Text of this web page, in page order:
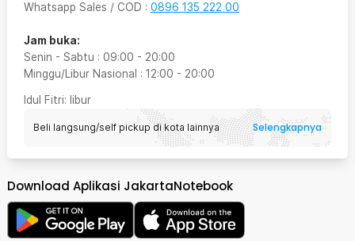
Whatsapp Sales / COD : 0896 135 222 00
Jam buka:
Senin - Sabtu : 09:00 - 20:00
Minggu/Libur Nasional : 12:00 - 20:00
Idul Fitri: libur
Beli langsung/self pickup di kota lainnya Selengkapnya
Download Aplikasi JakartaNotebook